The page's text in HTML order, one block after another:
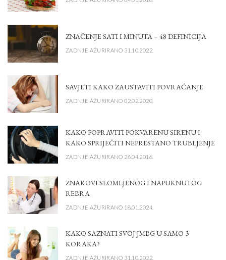
ZNAČENJE SATI I MINUTA – 48 DEFINICIJA
ZADNJE AŽURIRANO 31.10.2022.
SAVJETI KAKO ZAUSTAVITI POVRAĆANJE
ZADNJE AŽURIRANO 02.02.2020.
KAKO POPRAVITI POKVARENU SIRENU I
KAKO SPRIJEČITI NEPRESTANO TRUBLJENJE
ZADNJE AŽURIRANO 26.04.2016.
ZNAKOVI SLOMLJENOG I NAPUKNUTOG
REBRA
ZADNJE AŽURIRANO 18.01.2024.
KAKO SAZNATI SVOJ JMBG U SAMO 3
KORAKA?
ZADNJE AŽURIRANO 31.10.2022.